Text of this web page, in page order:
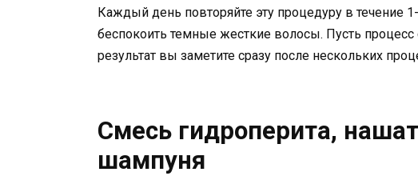
Каждый день повторяйте эту процедуру в течение
беспокоить темные жесткие волосы. Пусть процесс
результат вы заметите сразу после нескольких
Смесь гидроперита,
шампуня